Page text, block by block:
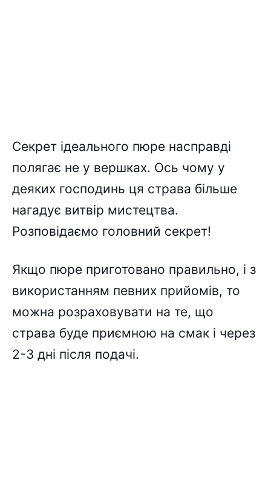
Секрет ідеального пюре насправді
полягає не у вершках. Ось чому у
деяких господинь ця страва більше
нагадує витвір мистецтва.
Розповідаємо головний секрет!
Якщо пюре приготовано правильно, і з
використанням певних прийомів, то
можна розраховувати на те, що
страва буде приємною на смак і через
2-3 дні після подачі.